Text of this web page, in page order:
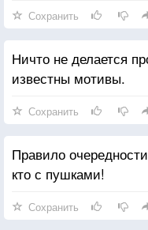
Сохранить
Ничто не делается
известны мотивы.
Сохранить
Правило
кто с пушками!
Сохранить